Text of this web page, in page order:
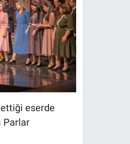
eserde
Parlar